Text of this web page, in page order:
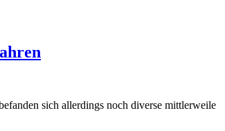
sich allerdings noch diverse mittlerweile